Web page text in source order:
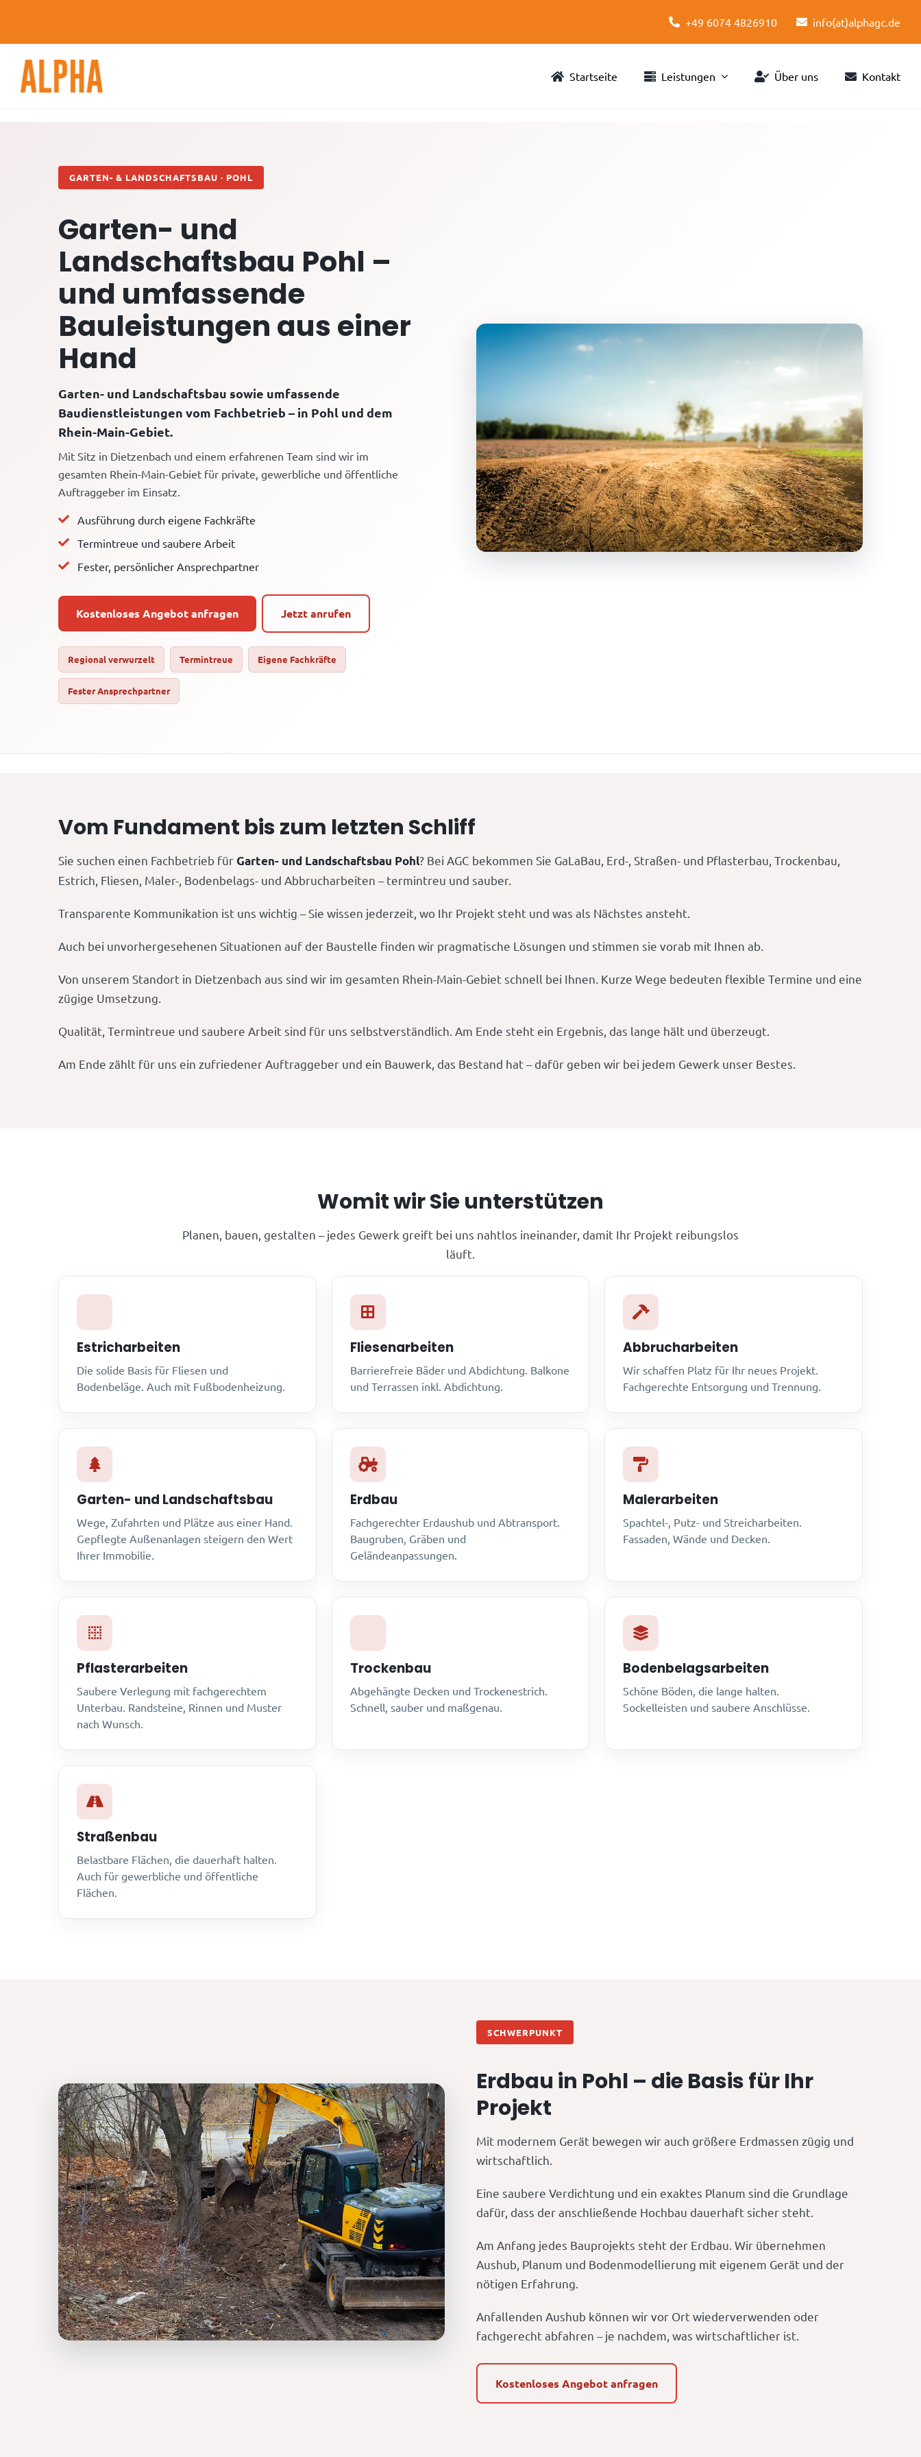
content
+49 6074 4826910 info(at)alphagc.de
Startseite Leistungen Über uns Kontakt
GARTEN- & LANDSCHAFTSBAU · POHL
Garten- und
Landschaftsbau Pohl –
und umfassende
Bauleistungen aus einer
Hand
Garten- und Landschaftsbau sowie umfassende
Baudienstleistungen vom Fachbetrieb – in Pohl und dem
Rhein-Main-Gebiet.
Mit Sitz in Dietzenbach und einem erfahrenen Team sind wir im
gesamten Rhein-Main-Gebiet für private, gewerbliche und öffentliche
Auftraggeber im Einsatz.
Ausführung durch eigene Fachkräfte
Termintreue und saubere Arbeit
Fester, persönlicher Ansprechpartner
Kostenloses Angebot anfragen Jetzt anrufen
Regional verwurzelt Termintreue Eigene Fachkräfte
Fester Ansprechpartner
Vom Fundament bis zum letzten Schliff
Sie suchen einen Fachbetrieb fürGarten- und Landschaftsbau Pohl? Bei AGC bekommen Sie GaLaBau, Erd-, Straßen- und Pflasterbau, Trockenbau,
Estrich, Fliesen, Maler-, Bodenbelags- und Abbrucharbeiten – termintreu und sauber.
Transparente Kommunikation ist uns wichtig – Sie wissen jederzeit, wo Ihr Projekt steht und was als Nächstes ansteht.
Auch bei unvorhergesehenen Situationen auf der Baustelle finden wir pragmatische Lösungen und stimmen sie vorab mit Ihnen ab.
Von unserem Standort in Dietzenbach aus sind wir im gesamten Rhein-Main-Gebiet schnell bei Ihnen. Kurze Wege bedeuten flexible Termine und eine
zügige Umsetzung.
Qualität, Termintreue und saubere Arbeit sind für uns selbstverständlich. Am Ende steht ein Ergebnis, das lange hält und überzeugt.
Am Ende zählt für uns ein zufriedener Auftraggeber und ein Bauwerk, das Bestand hat – dafür geben wir bei jedem Gewerk unser Bestes.
Womit wir Sie unterstützen
Planen, bauen, gestalten – jedes Gewerk greift bei uns nahtlos ineinander, damit Ihr Projekt reibungslos
läuft.
Estricharbeiten
Die solide Basis für Fliesen und
Bodenbeläge. Auch mit Fußbodenheizung.
Fliesenarbeiten
Barrierefreie Bäder und Abdichtung. Balkone
und Terrassen inkl. Abdichtung.
Abbrucharbeiten
Wir schaffen Platz für Ihr neues Projekt.
Fachgerechte Entsorgung und Trennung.
Garten- und Landschaftsbau
Wege, Zufahrten und Plätze aus einer Hand.
Gepflegte Außenanlagen steigern den Wert
Ihrer Immobilie.
Erdbau
Fachgerechter Erdaushub und Abtransport.
Baugruben, Gräben und
Geländeanpassungen.
Malerarbeiten
Spachtel-, Putz- und Streicharbeiten.
Fassaden, Wände und Decken.
Pflasterarbeiten
Saubere Verlegung mit fachgerechtem
Unterbau. Randsteine, Rinnen und Muster
nach Wunsch.
Trockenbau
Abgehängte Decken und Trockenestrich.
Schnell, sauber und maßgenau.
Bodenbelagsarbeiten
Schöne Böden, die lange halten.
Sockelleisten und saubere Anschlüsse.
Straßenbau
Belastbare Flächen, die dauerhaft halten.
Auch für gewerbliche und öffentliche
Flächen.
SCHWERPUNKT
Erdbau in Pohl – die Basis für Ihr
Projekt
Mit modernem Gerät bewegen wir auch größere Erdmassen zügig und
wirtschaftlich.
Eine saubere Verdichtung und ein exaktes Planum sind die Grundlage
dafür, dass der anschließende Hochbau dauerhaft sicher steht.
Am Anfang jedes Bauprojekts steht der Erdbau. Wir übernehmen
Aushub, Planum und Bodenmodellierung mit eigenem Gerät und der
nötigen Erfahrung.
Anfallenden Aushub können wir vor Ort wiederverwenden oder
fachgerecht abfahren – je nachdem, was wirtschaftlicher ist.
Kostenloses Angebot anfragen